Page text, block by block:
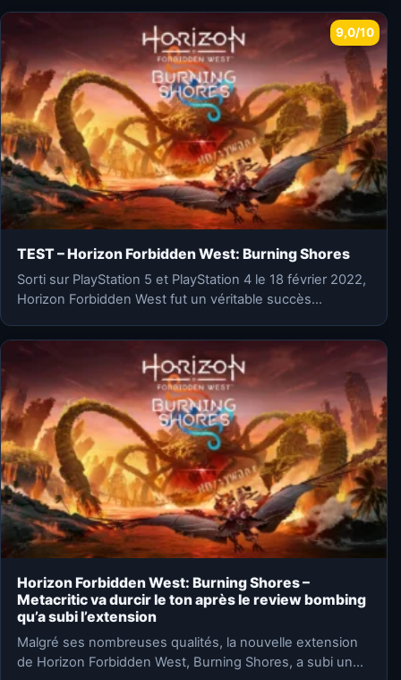
9,0/10
TEST – Horizon Forbidden West: Burning Shores
Sorti sur PlayStation 5 et PlayStation 4 le 18 février 2022,
Horizon Forbidden West fut un véritable succès…
Horizon Forbidden West: Burning Shores –
Metacritic va durcir le ton après le review bombing
qu’a subi l’extension
Malgré ses nombreuses qualités, la nouvelle extension
de Horizon Forbidden West, Burning Shores, a subi un